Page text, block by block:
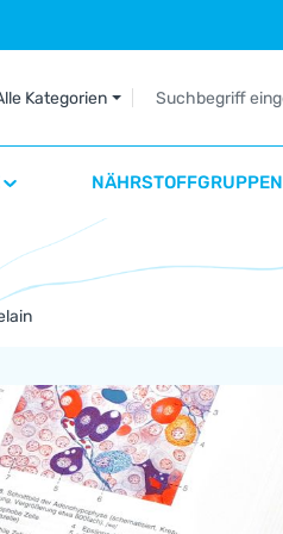
Kategorien
NÄHRSTOFFGRUPPEN